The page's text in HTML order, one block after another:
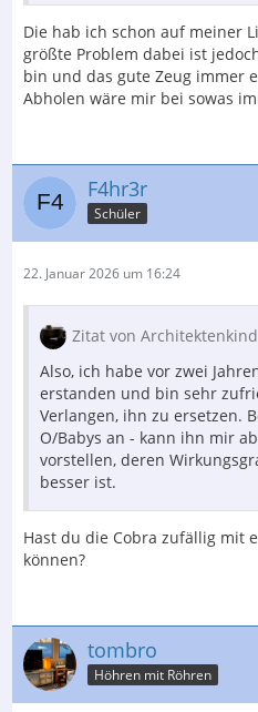
Die hab ich schon auf meiner
größte Problem dabei ist
bin und das gute Zeug immer
Abholen wäre mir bei sowas
F4hr3r
Schüler
22. Januar 2026 um 16:24
Zitat von Architektenkind
Also, ich habe vor zwei
erstanden und bin sehr
Verlangen, ihn zu ersetzen.
O/Babys an - kann ihn mir
vorstellen, deren
besser ist.
Hast du die Cobra zufällig mit
können?
tombro
Höhren mit Röhren